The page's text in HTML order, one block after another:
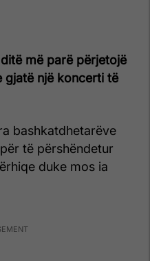
më parë përjetojë
gjatë një koncerti të
bashkatdhetarëve
të përshëndetur
duke mos ia